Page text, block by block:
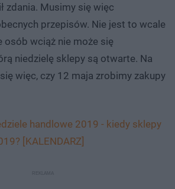
zdania. Musimy się więc
przepisów. Nie jest to wcale
osób wciąż nie może się
niedzielę sklepy są otwarte. Na
więc, czy 12 maja zrobimy zakupy
handlowe 2019 - kiedy sklepy
[KALENDARZ]